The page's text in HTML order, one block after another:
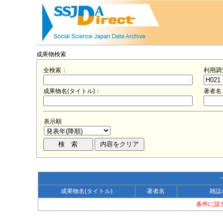
成果物検索
全検索： 利用調
成果物名(タイトル)： 著者名
表示順
成果物名(タイトル)
著者名
雑誌
条件に該